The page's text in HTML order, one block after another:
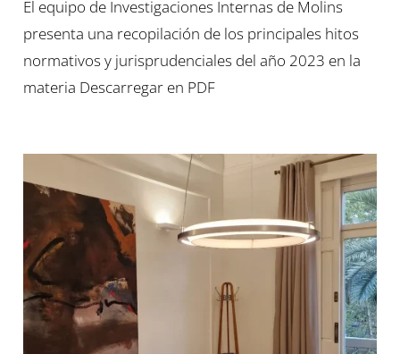
El equipo de Investigaciones Internas de Molins
presenta una recopilación de los principales hitos
normativos y jurisprudenciales del año 2023 en la
materia Descarregar en PDF